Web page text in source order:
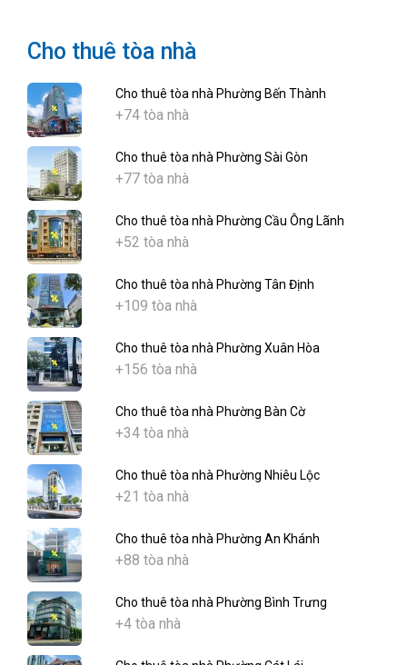
Cho thuê tòa nhà
Cho thuê tòa nhà Phường Bến Thành
+74 tòa nhà
Cho thuê tòa nhà Phường Sài Gòn
+77 tòa nhà
Cho thuê tòa nhà Phường Cầu Ông Lãnh
+52 tòa nhà
Cho thuê tòa nhà Phường Tân Định
+109 tòa nhà
Cho thuê tòa nhà Phường Xuân Hòa
+156 tòa nhà
Cho thuê tòa nhà Phường Bàn Cờ
+34 tòa nhà
Cho thuê tòa nhà Phường Nhiêu Lộc
+21 tòa nhà
Cho thuê tòa nhà Phường An Khánh
+88 tòa nhà
Cho thuê tòa nhà Phường Bình Trưng
+4 tòa nhà